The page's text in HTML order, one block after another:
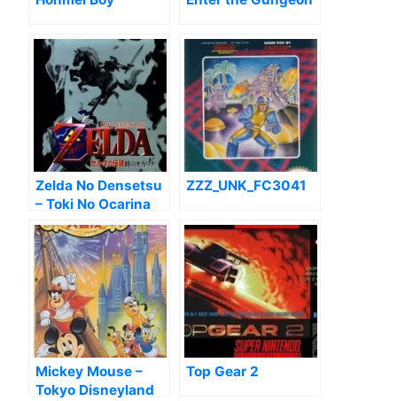
Zelda No Densetsu
– Toki No Ocarina
ZZZ_UNK_FC3041
Mickey Mouse –
Tokyo Disneyland
Top Gear 2